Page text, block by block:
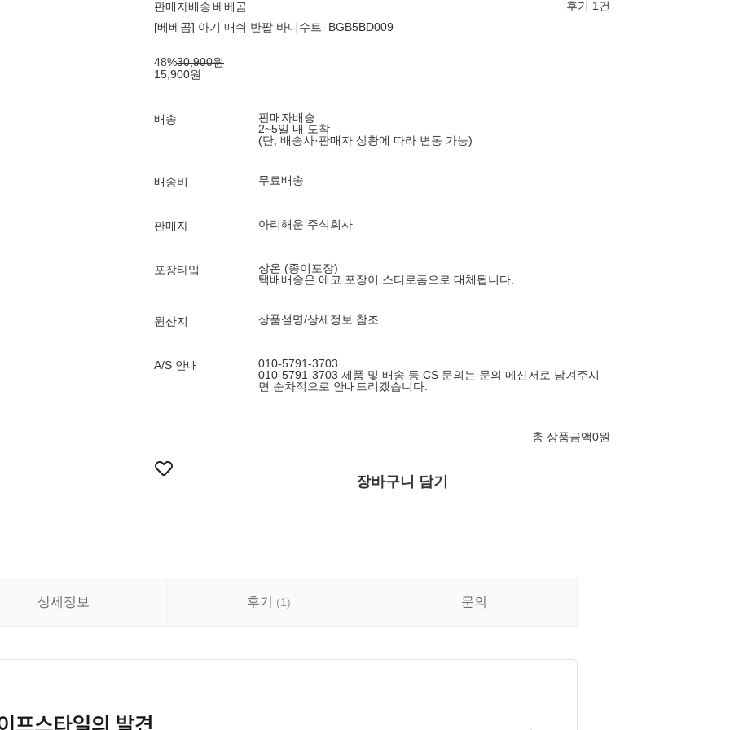
판매자배송베베곰
후기 1건
[베베곰] 아기 매쉬 반팔 바디수트_BGB5BD009
48%30,900원
15,900원
배송
판매자배송
2~5일 내 도착
(단, 배송사·판매자 상황에 따라 변동 가능)
배송비 무료배송
판매자 아리해운 주식회사
포장타입
상온 (종이포장)
택배배송은 에코 포장이 스티로폼으로 대체됩니다.
원산지 상품설명/상세정보 참조
A/S 안내
010-5791-3703
010-5791-3703 제품 및 배송 등 CS 문의는 문의 메신저로 남겨주시
면 순차적으로 안내드리겠습니다.
총 상품금액0원
장바구니 담기
상세정보 후기 (1) 문의